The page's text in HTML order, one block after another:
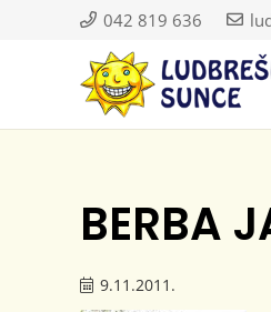
042 819 636
BERBA
9.11.2011.